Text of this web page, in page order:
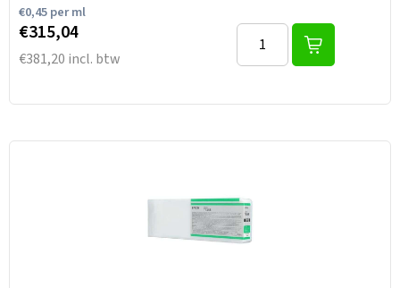
€0,45per ml
€315,04
€381,20 incl. btw